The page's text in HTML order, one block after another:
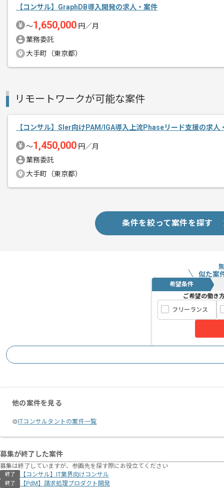
エージェントからのコ
メント
レバテックでの実績がある企業の案件で
新しいアイディアや技術を積極的に導入
経験豊富なメンバーと成長が出来る環境
スキルアップされたい方、長期的に参
【コンサル】GraphDB導入開発の求人・案件
〜1,650,000 円／月
業務委託
大手町（東京都）
リモートワークが可能な案件
【コンサル】SIer向けPAM/IGA導入上流Phaseリード支援の求人
〜1,450,000 円／月
業務委託
大手町（東京都）
条件を絞って案件を探す
似た案
希望条件
ご希望の働き
フリーランス
他の案件を見る
ITコンサルタントの案件一覧
募集が終了した案件
募集は終了していますが、参画先を探す際にお役立てください
終了 【コンサル】IT業界向けコンサル
終了 【PdM】請求処理プロダクト開発